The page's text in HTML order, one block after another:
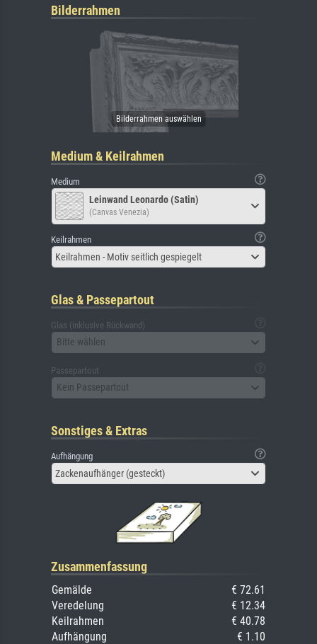
Bilderrahmen
Medium & Keilrahmen
Medium
Leinwand Leonardo (Satin)
(Canvas Venezia)
Keilrahmen
Keilrahmen - Motiv seitlich gespiegelt
Glas & Passepartout
Glas (inklusive Rückwand)
Bitte wählen
Passepartout
Kein Passepartout
Sonstiges & Extras
Aufhängung
Zackenaufhänger (gesteckt)
Zusammenfassung
Gemälde
€ 72.61
Veredelung
€ 12.34
Keilrahmen
€ 40.78
Aufhängung
€ 1.10